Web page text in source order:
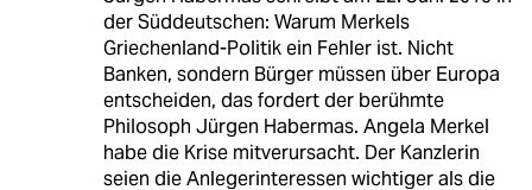
der Süddeutschen: Warum Merkels
Griechenland-Politik ein Fehler ist. Nicht
Banken, sondern Bürger müssen über Europa
entscheiden, das fordert der berühmte
Philosoph Jürgen Habermas. Angela Merkel
habe die Krise mitverursacht. Der Kanzlerin
seien die Anlegerinteressen wichtiger als die